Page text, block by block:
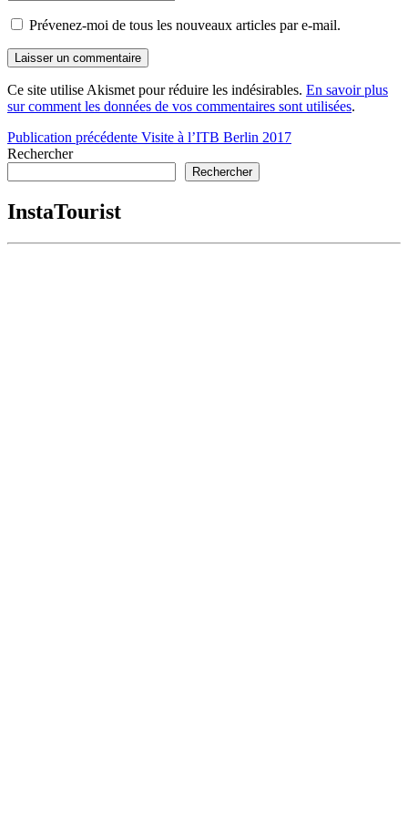
Prévenez-moi de tous les nouveaux articles par e-mail.
Ce site utilise Akismet pour réduire les indésirables. En savoir plus
sur comment les données de vos commentaires sont utilisées.
Navigation
de
Publication précédente Visite à l’ITB Berlin 2017
Rechercher
Rechercher
InstaTourist